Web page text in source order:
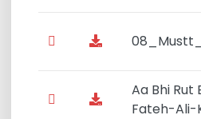
Aa Bhi Rut
Fateh-Ali-